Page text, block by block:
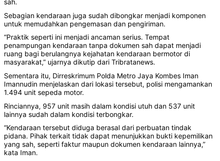
sah.
Sebagian kendaraan juga sudah dibongkar menjadi komponen
untuk memudahkan pengemasan dan pengiriman.
“Praktik seperti ini menjadi ancaman serius. Tempat
penampungan kendaraan tanpa dokumen sah dapat menjadi
ruang bagi berulangnya kejahatan kendaraan bermotor di
masyarakat,” ujarnya dikutip dari Tribratanews.
Sementara itu, Dirreskrimum Polda Metro Jaya Kombes Iman
Imannudin menjelaskan dari lokasi tersebut, polisi mengamankan
1.494 unit sepeda motor.
Rinciannya, 957 unit masih dalam kondisi utuh dan 537 unit
lainnya sudah dalam kondisi terbongkar.
“Kendaraan tersebut diduga berasal dari perbuatan tindak
pidana. Pihak terkait tidak dapat menunjukkan bukti kepemilikan
yang sah, seperti faktur maupun dokumen kendaraan lainnya,”
kata Iman.